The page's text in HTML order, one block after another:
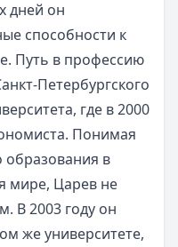
дней он
способности к
Путь в профессию
Петербургского
где в 2000
Понимая
образования в
мире, Царев не
В 2003 году он
же университете,